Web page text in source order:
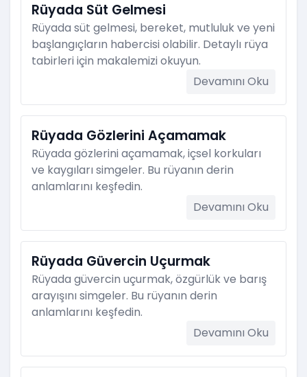
Rüyada Süt Gelmesi
Rüyada süt gelmesi, bereket, mutluluk ve yeni
başlangıçların habercisi olabilir. Detaylı rüya
tabirleri için makalemizi okuyun.
Devamını Oku
Rüyada Gözlerini Açamamak
Rüyada gözlerini açamamak, içsel korkuları
ve kaygıları simgeler. Bu rüyanın derin
anlamlarını keşfedin.
Devamını Oku
Rüyada Güvercin Uçurmak
Rüyada güvercin uçurmak, özgürlük ve barış
arayışını simgeler. Bu rüyanın derin
anlamlarını keşfedin.
Devamını Oku